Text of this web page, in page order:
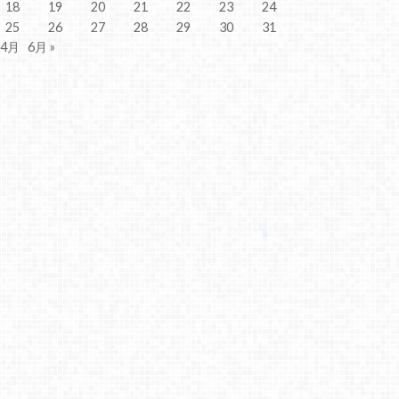
18 19 20 21 22 23
24
25
26 27 28 29 30
31
月
6月 »